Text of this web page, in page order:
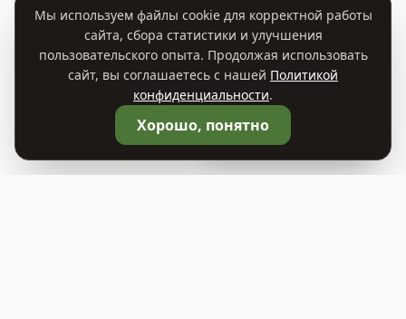
Мы используем файлы cookie для корректной работы
сайта, сбора статистики и улучшения
пользовательского опыта. Продолжая использовать
сайт, вы соглашаетесь с нашей Политикой
конфиденциальности.
Хорошо, понятно
🛒Корзина